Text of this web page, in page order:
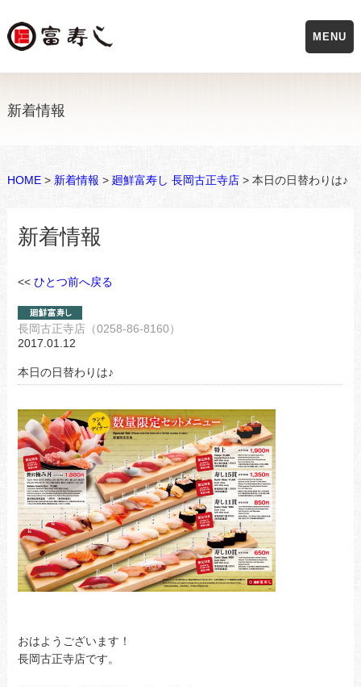
新着情報
HOME> 新着情報 > 廻鮮富寿し 長岡古正寺店> 本日の日替わりは♪
新着情報
<< ひとつ前へ戻る
長岡古正寺店（0258-86-8160）
2017.01.12
本日の日替わりは♪
おはようございます！
長岡古正寺店です。
MENU